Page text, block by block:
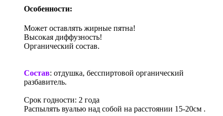
Особенности:
Может оставлять жирные пятна!
Высокая диффузность!
Органический состав.
Состав: отдушка, бесспиртовой органический
разбавитель.
Срок годности: 2 года
Распылять вуалью над собой на расстоянии 15-20см .